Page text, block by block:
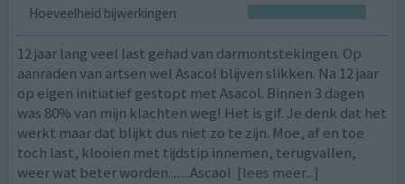
Hoeveelheid bijwerkingen
12 jaar lang veel last gehad van darmontstekingen. Op
aanraden van artsen wel Asacol blijven slikken. Na 12 jaar
op eigen initiatief gestopt met Asacol. Binnen 3 dagen
was 80% van mijn klachten weg! Het is gif. Je denk dat het
werkt maar dat blijkt dus niet zo te zijn. Moe, af en toe
toch last, klooien met tijdstip innemen, terugvallen,
weer wat beter worden........Ascaol [lees meer...]